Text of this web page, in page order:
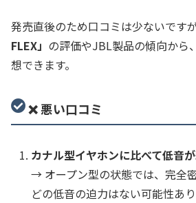
発売直後のため口コミは少ないです
FLEX」 の評価やJBL製品の傾向から
想できます。
❌ 悪い口コミ
カナル型イヤホンに比べて低音
→ オープン型の状態では、完全
どの低音の迫力はない可能性あり